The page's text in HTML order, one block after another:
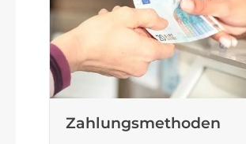
Zahlungsmethoden